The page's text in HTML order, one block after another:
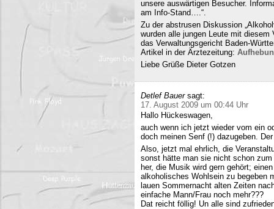
unsere auswärtigen Besucher.
am Info-Stand….“.
Zu der abstrusen Diskussion
wurden alle jungen Leute mit
das Verwaltungsgericht Baden-
Artikel in der Ärztezeitung:
Liebe Grüße Dieter Gotzen
Detlef Bauer sagt:
17. August 2009 um 00:44 Uhr
Hallo Hückeswagen,
auch wenn ich jetzt wieder vom ein
doch meinen Senf (!) dazugeben.
Also, jetzt mal ehrlich, die
sonst hätte man sie nicht schon
her, die Musik wird gern gehört;
alkoholisches Wohlsein zu begeben
lauen Sommernacht alten Zeiten
einfache Mann/Frau noch mehr???
Dat reicht föllig! Un alle sind